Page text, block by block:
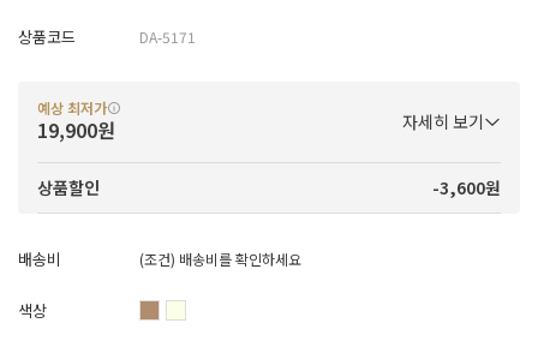
상품코드 DA-5171
예상 최저가
19,900원 자세히 보기
상품할인 -3,600원
배송비 (조건) 배송비를 확인하세요
색상